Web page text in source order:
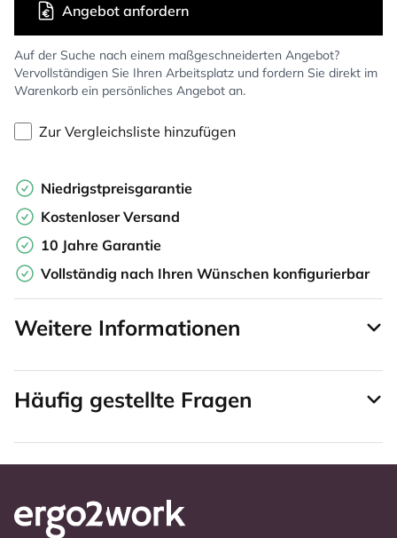
Auf der Suche nach einem maßgeschneiderten Angebot?
Vervollständigen Sie Ihren Arbeitsplatz und fordern Sie direkt im
Warenkorb ein persönliches Angebot an.
Angebot anfordern
Zur Vergleichsliste hinzufügen
Niedrigstpreisgarantie
Kostenloser Versand
10 Jahre Garantie
Vollständig nach Ihren Wünschen konfigurierbar
Weitere Informationen
Häufig gestellte Fragen